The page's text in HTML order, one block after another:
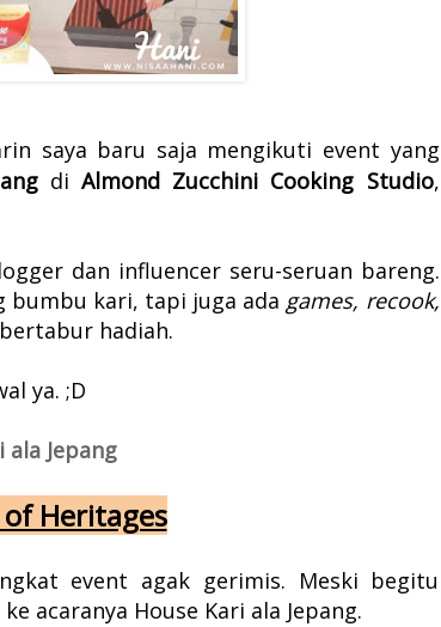
saya baru saja mengikuti event yang
diAlmond Zucchini Cooking Studio,
dan influencer seru-seruan bareng.
bumbu kari, tapi juga ada games, recook,
hadiah.
ya. ;D
ala Jepang
Heritages
event agak gerimis. Meski begitu
acaranya House Kari ala Jepang.